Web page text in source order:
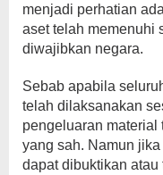
menjadi perhatian
aset telah memenuhi
diwajibkan negara.
Sebab apabila
telah dilaksanakan
pengeluaran material
yang sah. Namun
dapat dibuktikan atau